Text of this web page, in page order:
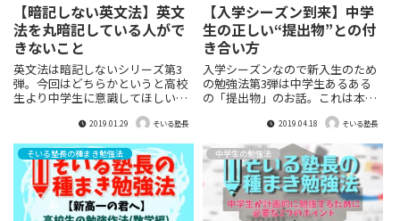
【暗記しない英文法】英文
法を丸暗記している人がで
きないこと
英文法は暗記しないシリーズ第3
弾。今回はどちらかというと高校
生より中学生に意識してほしい内
容。なぜ高校になって急に英語が
できなくなってしまうのか。その
原因の一つは間違いなくこれで
す。できることできない子では同
じ問題を正解していても実はそこ
に至るプロセスが全く異なり、そ
の小さな差が積もりに積もってと
んでもない差を生むのです。
2019.01.29 そいる塾長
【入学シーズン到来】中学
生の正しい“提出物”との付
き合い方
入学シーズンなので新入生のため
の勉強法第3弾は中学生あるある
の「提出物」のお話。これは本当
に上手く付き合っていかなければ
結構しんどいことになりますよ、
ってお話です。
2019.04.18 そいる塾長
そいる塾長の種まき勉強法 中学生の勉強法